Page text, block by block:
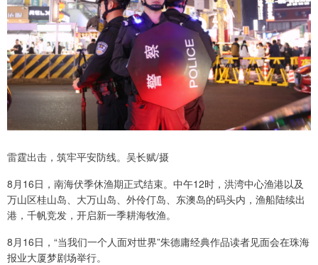
雷霆出击，筑牢平安防线。吴长赋/摄
8月16日，南海伏季休渔期正式结束。中午12时，洪湾中心渔港以及
万山区桂山岛、大万山岛、外伶仃岛、东澳岛的码头内，渔船陆续出
港，千帆竞发，开启新一季耕海牧渔。
8月16日，“当我们一个人面对世界”朱德庸经典作品读者见面会在珠海
报业大厦梦剧场举行。